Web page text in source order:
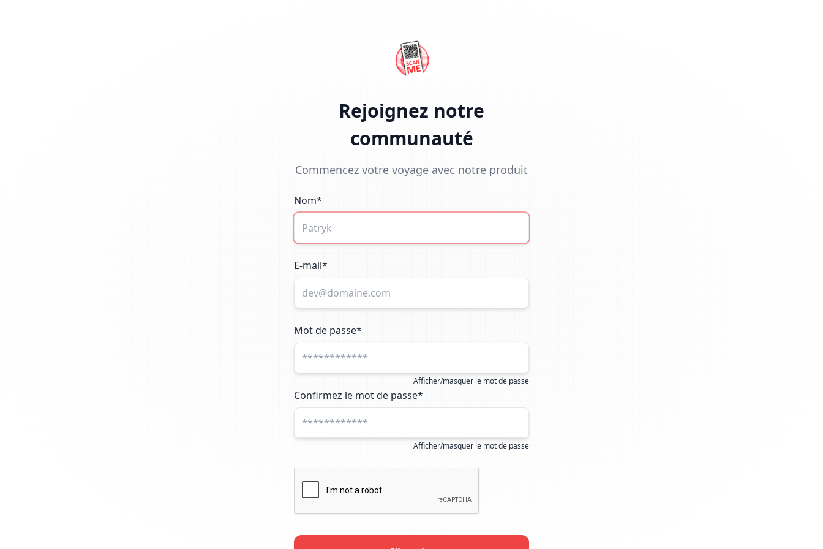
Rejoignez notre
communauté
Commencez votre voyage avec notre produit
Nom*
E-mail*
Mot de passe*
Afficher/masquer le mot de passe
Confirmez le mot de passe*
Afficher/masquer le mot de passe